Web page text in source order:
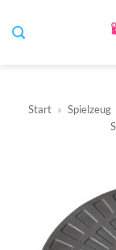
Inhalt
Start » Spielzeug